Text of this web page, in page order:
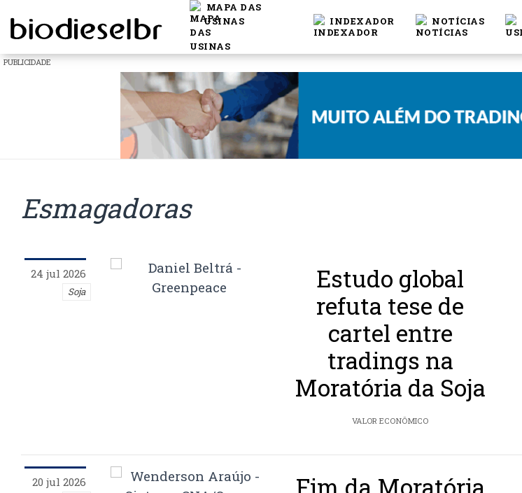
MAPA DAS
USINAS
INDEXADOR NOTÍCIAS
PUBLICIDADE
Esmagadoras
24 jul 2026
Soja
Estudo global
refuta tese de
cartel entre
tradings na
Moratória da Soja
VALOR ECONÔMICO
20 jul 2026
Fim da Moratória